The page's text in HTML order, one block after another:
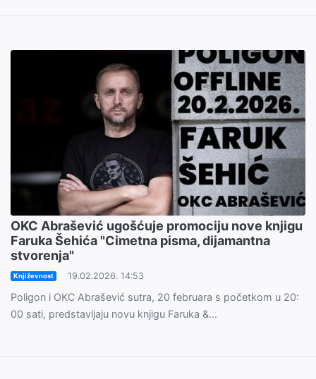
OKC Abrašević ugošćuje promociju nove knjigu
Faruka Šehića "Cimetna pisma, dijamantna
stvorenja"
Književnost 19.02.2026. 14:53
Poligon i OKC Abrašević sutra, 20 februara s početkom u 20:
00 sati, predstavljaju novu knjigu Faruka &...